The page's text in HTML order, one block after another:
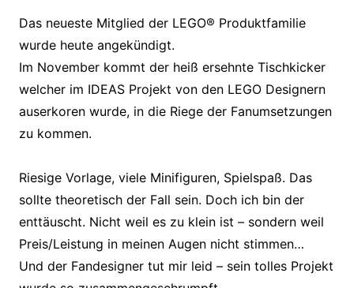
Das neueste Mitglied der LEGO® Produktfamilie
wurde heute angekündigt.
Im November kommt der heiß ersehnte Tischkicker
welcher im IDEAS Projekt von den LEGO Designern
auserkoren wurde, in die Riege der Fanumsetzungen
zu kommen.
Riesige Vorlage, viele Minifiguren, Spielspaß. Das
sollte theoretisch der Fall sein. Doch ich bin der
enttäuscht. Nicht weil es zu klein ist – sondern weil
Preis/Leistung in meinen Augen nicht stimmen…
Und der Fandesigner tut mir leid – sein tolles Projekt